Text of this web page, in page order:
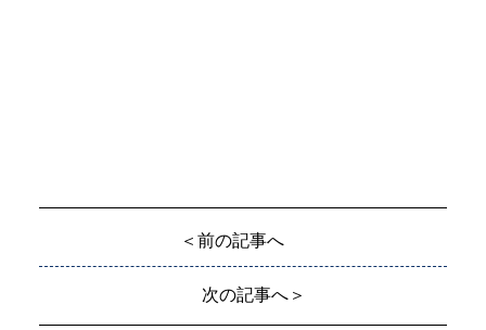
＜前の記事へ
次の記事へ＞